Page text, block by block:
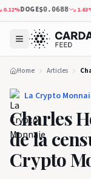
%DOGE$0.0688 1.63%
Home Articles
La Crypto
Charles
de la
Crypto